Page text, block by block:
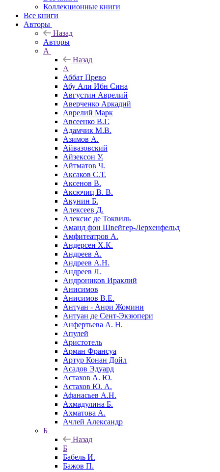
Коллекционные книги
Все книги
Авторы
Назад
Авторы
А
Назад
А
Аббат Прево
Абу Али Ибн Сина
Августин Аврелий
Аверченко Аркадий
Аврелий Марк
Авсеенко В.Г.
Адамчик М.В.
Азимов А.
Айвазовский
Айзексон У.
Айтматов Ч.
Аксаков С.Т.
Аксенов В.
Аксючиц В. В.
Акунин Б.
Алексеев Д.
Алексис де Токвиль
Аманд фон Швейгер-Лерхенфельд
Амфитеатров А.
Андерсен Х.К.
Андреев А.
Андреев А.Н.
Андреев Л.
Андроников Ираклий
Анисимов
Анисимов В.Е.
Антуан - Анри Жомини
Антуан де Сент-Экзюпери
Анфертьева А. Н.
Апулей
Аристотель
Арман Франсуа
Артур Конан Дойл
Асадов Эдуард
Астахов А. Ю.
Астахов Ю. А.
Афанасьев А.Н.
Ахмадулина Б.
Ахматова А.
Ачлей Александр
Б
Назад
Б
Бабель И.
Бажов П.